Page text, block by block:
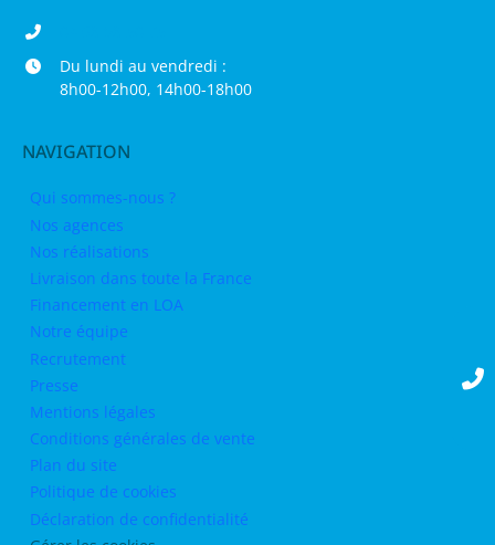
Du lundi au vendredi :
8h00-12h00, 14h00-18h00
NAVIGATION
Qui sommes-nous ?
Nos agences
Nos réalisations
Livraison dans toute la France
Financement en LOA
Notre équipe
Recrutement
Presse
Mentions légales
Conditions générales de vente
Plan du site
Politique de cookies
Déclaration de confidentialité